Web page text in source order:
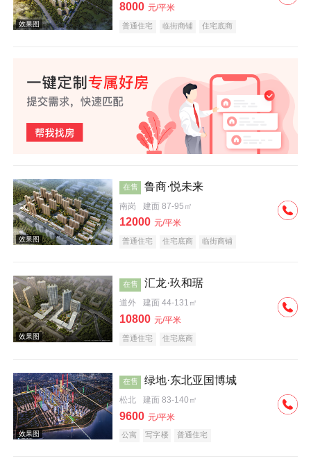
效果图
效果图
8000 元/平米
普通住宅 临街商铺 住宅底商
在售 鲁商·悦未来
南岗 建面 87-95㎡
12000 元/平米
普通住宅 住宅底商 临街商铺
在售 汇龙·玖和琚
道外 建面 44-131㎡
10800 元/平米
普通住宅 住宅底商
在售 绿地·东北亚国博城
松北 建面 83-140㎡
9600 元/平米
公寓 写字楼 普通住宅